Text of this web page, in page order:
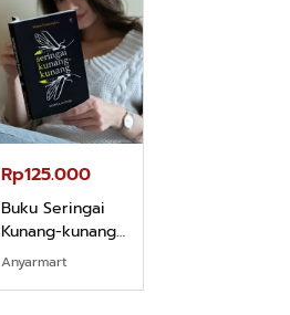
Rp125.000
Buku Seringai
Kunang-kunang
Kumpulan Puisi
Wisnu
Anyarmart